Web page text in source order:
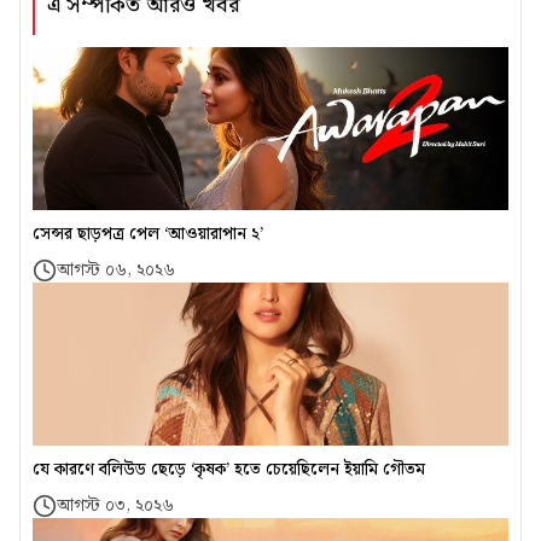
সেন্সর ছাড়পত্র পেল ‘আওয়ারাপান ২’
আগস্ট ০৬, ২০২৬
যে কারণে বলিউড ছেড়ে ‘কৃষক’ হতে চেয়েছিলেন ইয়ামি গৌতম
আগস্ট ০৩, ২০২৬